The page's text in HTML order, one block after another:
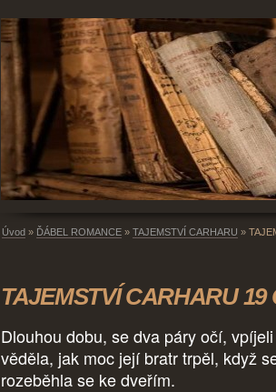
Úvod » ĎÁBEL ROMANCE » TAJEMSTVÍ CARHARU »
TAJEMSTVÍ CARHARU 19
Dlouhou dobu, se dva páry očí,
věděla, jak moc její bratr trpěl, když
rozeběhla se ke dveřím.